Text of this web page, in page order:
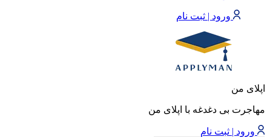
ورود | ثبت نام
اپلای من
مهاجرت بی دغدغه با اپلای من
ورود | ثبت نام